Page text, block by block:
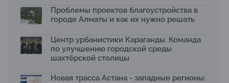
Проблемы проектов благоустройства в
городе Алматы и как их нужно решать
Центр урбанистики Караганды. Команда
по улучшению городской среды
шахтёрской столицы
Новая трасса Астана - западные регионы: